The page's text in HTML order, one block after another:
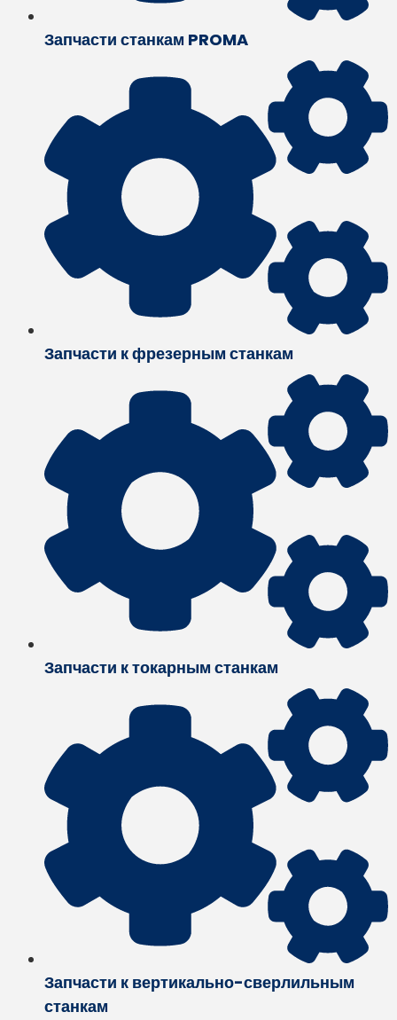
Запчасти станкам PROMA
Запчасти к фрезерным станкам
Запчасти к токарным станкам
Запчасти к вертикально-сверлильным
станкам